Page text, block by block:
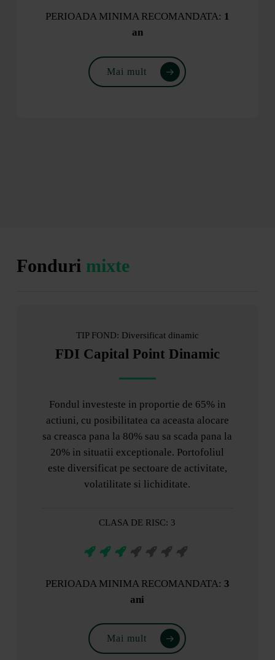
PERIOADA MINIMA RECOMANDATA: 1
an
Mai mult
Fonduri mixte
TIP FOND: Diversificat dinamic
FDI Capital Point Dinamic
Fondul investeste in proportie de 65% in
actiuni, cu posibilitatea ca aceasta alocare
sa creasca pana la 80% sau sa scada pana la
20% in situatii exceptionale. Portofoliul
este diversificat pe sectoare de activitate,
volatilitate si lichiditate.
CLASA DE RISC: 3
PERIOADA MINIMA RECOMANDATA: 3
ani
Mai mult